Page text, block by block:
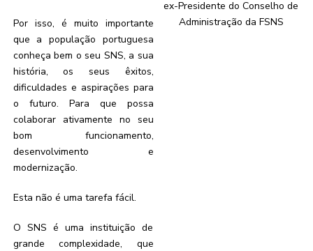
Por isso, é muito importante
que a população portuguesa
conheça bem o seu SNS, a sua
história, os seus êxitos,
dificuldades e aspirações para
o futuro. Para que possa
colaborar ativamente no seu
bom funcionamento,
desenvolvimento e
modernização.
Esta não é uma tarefa fácil.
O SNS é uma instituição de
grande complexidade, que
ex-Presidente do Conselho de
Administração da FSNS